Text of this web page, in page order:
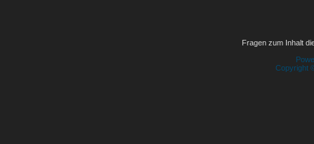
Fragen zum Inhalt
Copyright